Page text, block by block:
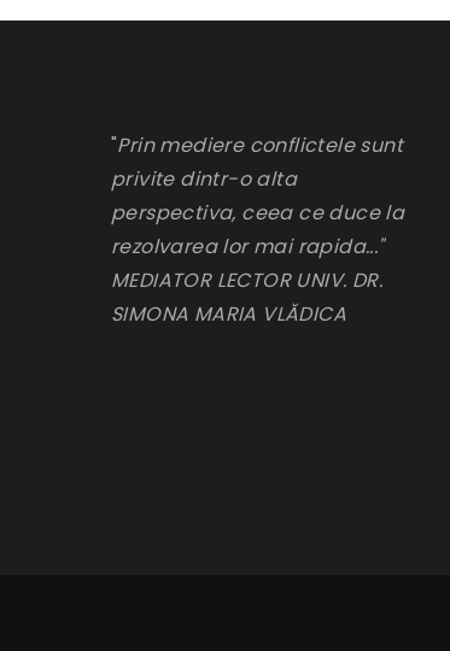
"Prin mediere conflictele sunt
privite dintr-o alta
perspectiva, ceea ce duce la
rezolvarea lor mai rapida..."
MEDIATOR LECTOR UNIV. DR.
SIMONA MARIA VLĂDICA